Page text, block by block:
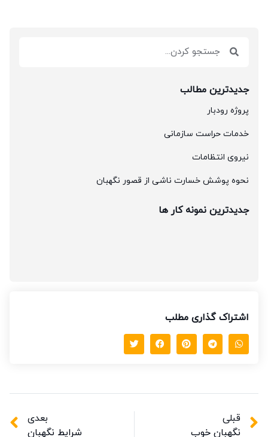
جدیدترین مطالب
پروژه رودبار
خدمات حراست سازمانی
نیروی انتظامات
نحوه پوشش خسارت ناشی از قصور نگهبان
جدیدترین نمونه کار ها
اشتراک گذاری مطلب
قبلی
نگهبان خوب
بعدی
شرایط نگهبان